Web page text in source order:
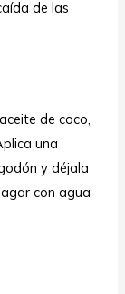
de las
de coco,
una
y déjala
con agua